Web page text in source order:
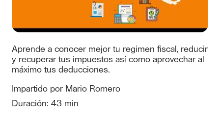
clientes.
Regístrate
Aquí
Aprende a conocer mejor tu regimen fiscal, reducir
y recuperar tus impuestos así como aprovechar al
máximo tus deducciones.
Impartido por Mario Romero
Duración: 43 min